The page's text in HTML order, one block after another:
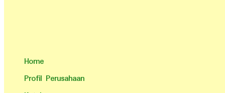
Home
Profil Perusahaan